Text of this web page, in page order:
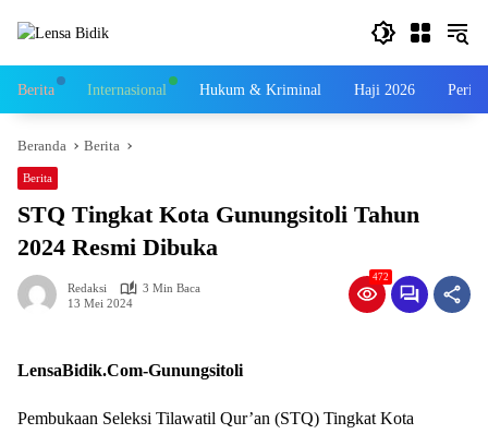
Berita Internasional Hukum & Kriminal Haji 2026
Beranda Berita
Berita
STQ Tingkat Kota Gunungsitoli Tahun
2024 Resmi Dibuka
Redaksi
3 Min Baca
13 Mei 2024
472
LensaBidik.Com-Gunungsitoli
Pembukaan Seleksi Tilawatil Qur’an (STQ) Tingkat Kota